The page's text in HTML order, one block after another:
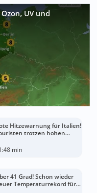
UV und
Hitzewarnung für Italien!
trotzen hohen
min
41 Grad! Schon wieder
Temperaturrekord für